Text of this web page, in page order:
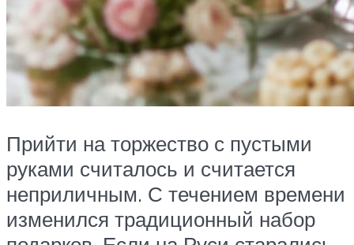
Прийти на торжество с пустыми
руками считалось и считается
неприличным. С течением времени
изменился традиционный набор